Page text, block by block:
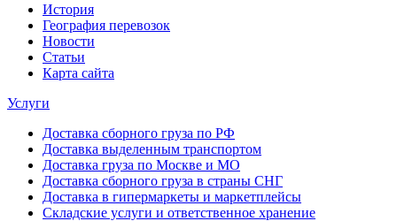
История
География перевозок
Новости
Статьи
Карта сайта
Услуги
Доставка сборного груза по РФ
Доставка выделенным транспортом
Доставка груза по Москве и МО
Доставка сборного груза в страны СНГ
Доставка в гипермаркеты и маркетплейсы
Складские услуги и ответственное хранение